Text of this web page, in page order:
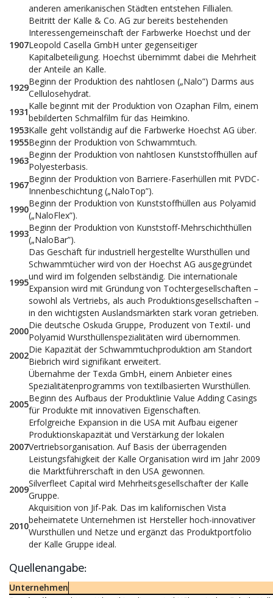
anderen amerikanischen Städten entstehen Fillialen.
1907
Beitritt der Kalle & Co. AG zur bereits bestehenden
Interessengemeinschaft der Farbwerke Hoechst und der
Leopold Casella GmbH unter gegenseitiger
Kapitalbeteiligung. Hoechst übernimmt dabei die Mehrheit
der Anteile an Kalle.
1929
Beginn der Produktion des nahtlosen („Nalo”) Darms aus
Cellulosehydrat.
1931
Kalle beginnt mit der Produktion von Ozaphan Film, einem
bebilderten Schmalfilm für das Heimkino.
1953Kalle geht vollständig auf die Farbwerke Hoechst AG über.
1955Beginn der Produktion von Schwammtuch.
1963
Beginn der Produktion von nahtlosen Kunststoffhüllen auf
Polyesterbasis.
1967
Beginn der Produktion von Barriere-Faserhüllen mit PVDC-
Innenbeschichtung („NaloTop”).
1990
Beginn der Produktion von Kunststoffhüllen aus Polyamid
(„NaloFlex”).
1993
Beginn der Produktion von Kunststoff-Mehrschichthüllen
(„NaloBar”).
1995
Das Geschäft für industriell hergestellte Wursthüllen und
Schwammtücher wird von der Hoechst AG ausgegründet
und wird im folgenden selbständig. Die internationale
Expansion wird mit Gründung von Tochtergesellschaften –
sowohl als Vertriebs, als auch Produktionsgesellschaften –
in den wichtigsten Auslandsmärkten stark voran getrieben.
2000
Die deutsche Oskuda Gruppe, Produzent von Textil- und
Polyamid Wursthüllenspezialitäten wird übernommen.
2002
Die Kapazität der Schwammtuchproduktion am Standort
Biebrich wird signifikant erweitert.
Übernahme der Texda GmbH, einem Anbieter eines
Spezialitätenprogramms von textilbasierten Wursthüllen.
2005
Beginn des Aufbaus der Produktlinie Value Adding Casings
für Produkte mit innovativen Eigenschaften.
2007
Erfolgreiche Expansion in die USA mit Aufbau eigener
Produktionskapazität und Verstärkung der lokalen
Vertriebsorganisation. Auf Basis der überragenden
Leistungsfähigkeit der Kalle Organisation wird im Jahr 2009
die Marktführerschaft in den USA gewonnen.
2009
Silverfleet Capital wird Mehrheitsgesellschafter der Kalle
Gruppe.
2010
Akquisition von Jif-Pak. Das im kalifornischen Vista
beheimatete Unternehmen ist Hersteller hoch-innovativer
Wursthüllen und Netze und ergänzt das Produktportfolio
der Kalle Gruppe ideal.
Quellenangabe:
Unternehmen